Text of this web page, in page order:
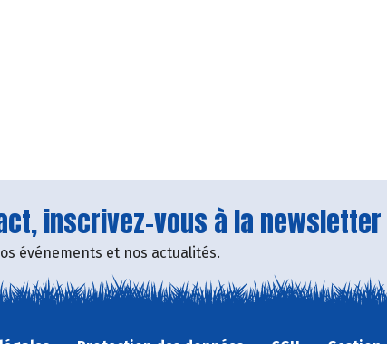
inscrivez-vous à la
événements et nos actualités.